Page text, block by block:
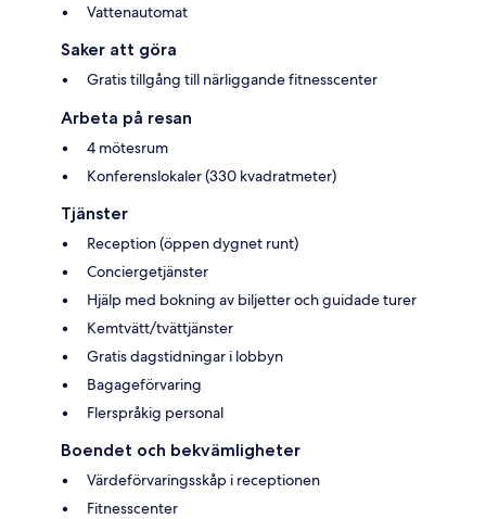
Vattenautomat
Saker att göra
Gratis tillgång till närliggande fitnesscenter
Arbeta på resan
4 mötesrum
Konferenslokaler (330 kvadratmeter)
Tjänster
Reception (öppen dygnet runt)
Conciergetjänster
Hjälp med bokning av biljetter och guidade turer
Kemtvätt/tvättjänster
Gratis dagstidningar i lobbyn
Bagageförvaring
Flerspråkig personal
Boendet och bekvämligheter
Värdeförvaringsskåp i receptionen
Fitnesscenter